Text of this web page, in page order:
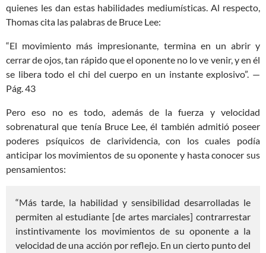
quienes les dan estas habilidades mediumísticas. Al respecto,
Thomas cita las palabras de Bruce Lee:
“El movimiento más impresionante, termina en un abrir y
cerrar de ojos, tan rápido que el oponente no lo ve venir, y en él
se libera todo el chi del cuerpo en un instante explosivo”. —
Pág. 43
Pero eso no es todo, además de la fuerza y velocidad
sobrenatural que tenía Bruce Lee, él también admitió poseer
poderes psíquicos de clarividencia, con los cuales podía
anticipar los movimientos de su oponente y hasta conocer sus
pensamientos:
“Más tarde, la habilidad y sensibilidad desarrolladas le
permiten al estudiante [de artes marciales] contrarrestar
instintivamente los movimientos de su oponente a la
velocidad de una acción por reflejo. En un cierto punto del